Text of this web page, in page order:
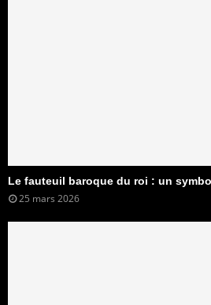
Le fauteuil baroque du roi : un
25 mars 2026